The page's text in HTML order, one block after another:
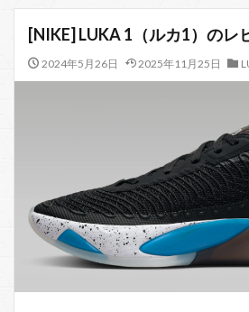
[NIKE] LUKA 1（ルカ1）のレ
2024年5月26日 2025年11月25日